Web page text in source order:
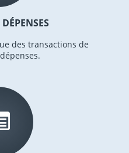
des transactions de